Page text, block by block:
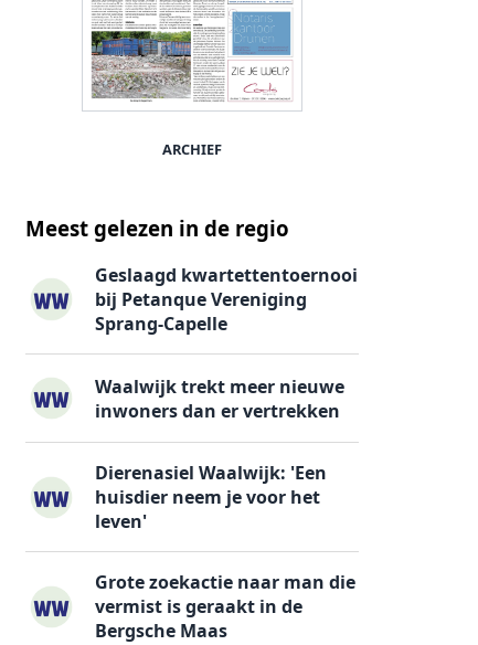
ARCHIEF
Meest gelezen in de regio
Geslaagd kwartettentoernooi
bij Petanque Vereniging
Sprang-Capelle
Waalwijk trekt meer nieuwe
inwoners dan er vertrekken
Dierenasiel Waalwijk: 'Een
huisdier neem je voor het
leven'
Grote zoekactie naar man die
vermist is geraakt in de
Bergsche Maas